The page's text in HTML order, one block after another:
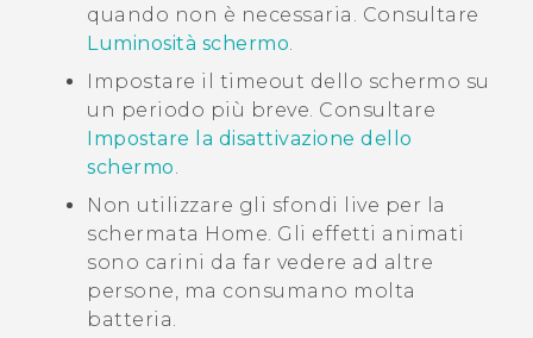
quando non è necessaria. Consultare
Luminosità schermo.
Impostare il timeout dello schermo su
un periodo più breve. Consultare
Impostare la disattivazione dello
schermo.
Non utilizzare gli sfondi live per la
schermata Home. Gli effetti animati
sono carini da far vedere ad altre
persone, ma consumano molta
batteria.